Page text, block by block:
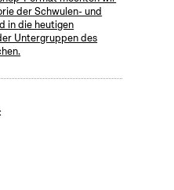
der Schwulen- und
in die heutigen
Untergruppen des